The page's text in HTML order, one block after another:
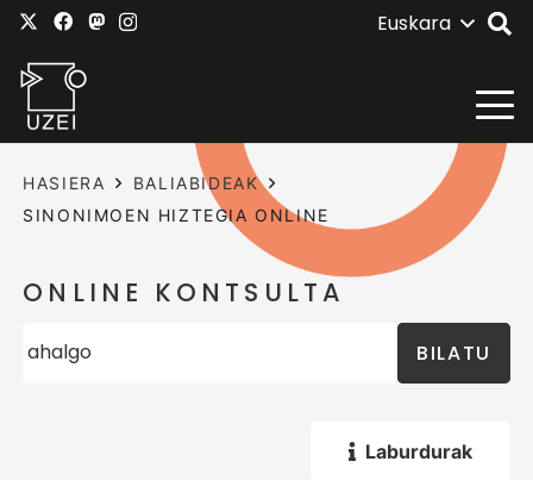
Euskara
HASIERA
BALIABIDEAK
SINONIMOEN HIZTEGIA ONLINE
ONLINE KONTSULTA
BILATU
Laburdurak